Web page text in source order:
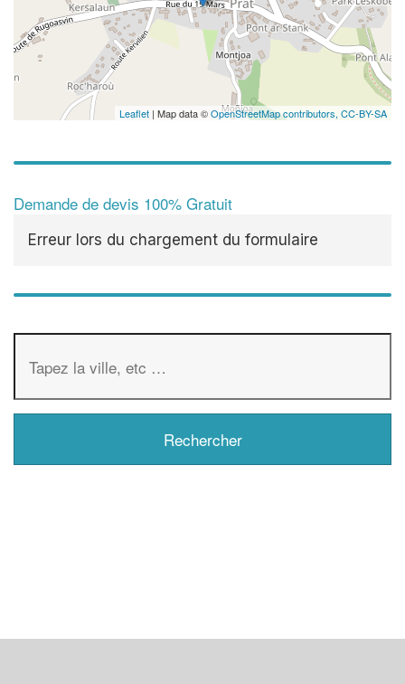
Leaflet | Map data ©OpenStreetMap contributors, CC-BY-SA
Demande de devis 100% Gratuit
Erreur lors du chargement du formulaire